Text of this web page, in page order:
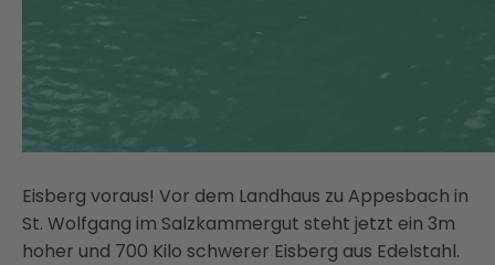
Eisberg voraus! Vor dem Landhaus zu Appesbach in
St. Wolfgang im Salzkammergut steht jetzt ein 3m
hoher und 700 Kilo schwerer Eisberg aus Edelstahl.